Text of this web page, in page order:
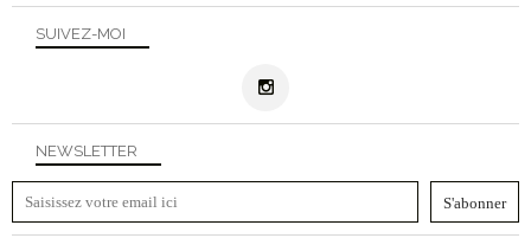
NEWSLETTER
SUIVEZ-MOI